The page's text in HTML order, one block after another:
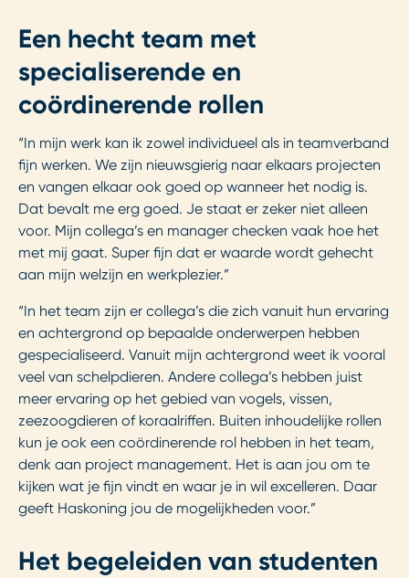
Een hecht team met
specialiserende en
coördinerende rollen
“In mijn werk kan ik zowel individueel als in teamverband
fijn werken. We zijn nieuwsgierig naar elkaars projecten
en vangen elkaar ook goed op wanneer het nodig is.
Dat bevalt me erg goed. Je staat er zeker niet alleen
voor. Mijn collega’s en manager checken vaak hoe het
met mij gaat. Super fijn dat er waarde wordt gehecht
aan mijn welzijn en werkplezier.”
“In het team zijn er collega’s die zich vanuit hun ervaring
en achtergrond op bepaalde onderwerpen hebben
gespecialiseerd. Vanuit mijn achtergrond weet ik vooral
veel van schelpdieren. Andere collega’s hebben juist
meer ervaring op het gebied van vogels, vissen,
zeezoogdieren of koraalriffen. Buiten inhoudelijke rollen
kun je ook een coördinerende rol hebben in het team,
denk aan project management. Het is aan jou om te
kijken wat je fijn vindt en waar je in wil excelleren. Daar
geeft Haskoning jou de mogelijkheden voor.”
Het begeleiden van studenten